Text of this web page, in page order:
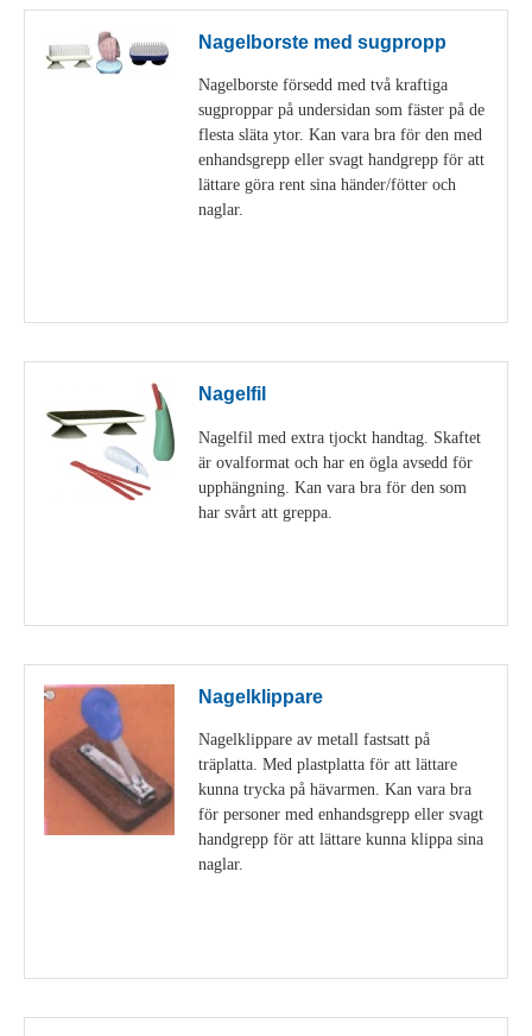
Nagelborste med sugpropp
Nagelborste försedd med två kraftiga
sugproppar på undersidan som fäster på de
flesta släta ytor. Kan vara bra för den med
enhandsgrepp eller svagt handgrepp för att
lättare göra rent sina händer/fötter och
naglar.
Nagelfil
Nagelfil med extra tjockt handtag. Skaftet
är ovalformat och har en ögla avsedd för
upphängning. Kan vara bra för den som
har svårt att greppa.
Nagelklippare
Nagelklippare av metall fastsatt på
träplatta. Med plastplatta för att lättare
kunna trycka på hävarmen. Kan vara bra
för personer med enhandsgrepp eller svagt
handgrepp för att lättare kunna klippa sina
naglar.